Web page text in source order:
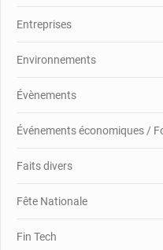
Entreprises
Environnements
Évènements
Événements économiques /
Faits divers
Fête Nationale
Fin Tech